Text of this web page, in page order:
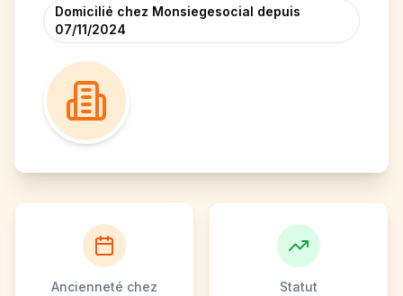
Domicilié chez Monsiegesocial depuis
07/11/2024
Ancienneté chez
Statut